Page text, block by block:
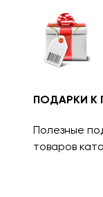
ПОДАРКИ К
Полезные
товаров